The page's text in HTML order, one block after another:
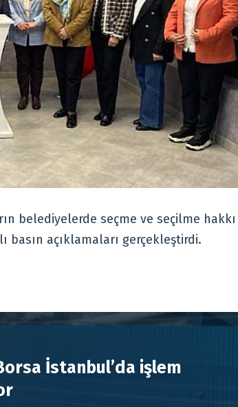
belediyelerde seçme ve seçilme hakkı
basın açıklamaları gerçekleştirdi.
İstanbul’da işlem